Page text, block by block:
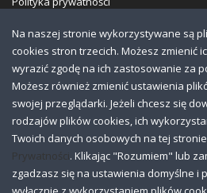
FPiN WAPIENICA Sp. z o.o. Wszelkie
wdrożenie -ibisalsoft
Na naszej stronie wykorzystywane są
cookies stron trzecich. Możesz zmienić
wyrazić zgodę na ich zastosowanie za
Możesz również zmienić ustawienia
swojej przeglądarki. Jeżeli chcesz się
rodzajów plików cookies, ich
Twoich danych osobowych na tej
Prywatności. Klikając "Rozumiem" lub
zgadzasz się na ustawienia domyślne i